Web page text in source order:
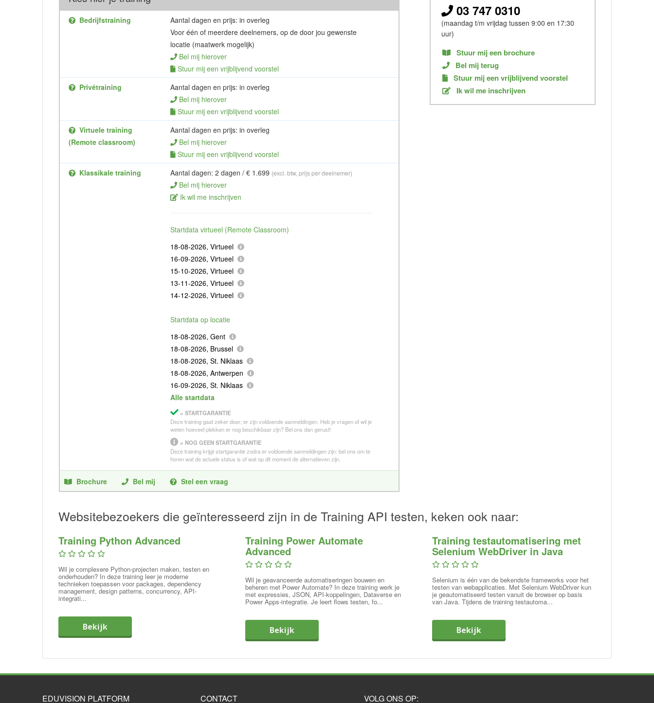
Bedrijfstraining
Aantal dagen en prijs: in overleg
Voor één of meerdere deelnemers, op de door jou gewenste
locatie (maatwerk mogelijk)
Bel mij hierover
Stuur mij een vrijblijvend voorstel
Privétraining
Aantal dagen en prijs: in overleg
Bel mij hierover
Stuur mij een vrijblijvend voorstel
Virtuele training
(Remote classroom)
Aantal dagen en prijs: in overleg
Bel mij hierover
Stuur mij een vrijblijvend voorstel
Klassikale training
Aantal dagen: 2 dagen / € 1.699 (excl. btw, prijs per deelnemer)
Bel mij hierover
Ik wil me inschrijven
Startdata virtueel (Remote Classroom)
18-08-2026, Virtueel
16-09-2026, Virtueel
15-10-2026, Virtueel
13-11-2026, Virtueel
14-12-2026, Virtueel
Startdata op locatie
18-08-2026, Gent
18-08-2026, Brussel
18-08-2026, St. Niklaas
18-08-2026, Antwerpen
16-09-2026, St. Niklaas
Alle startdata
= STARTGARANTIE
Deze training gaat zeker door; er zijn voldoende aanmeldingen. Heb je vragen of wil je
weten hoeveel plekken er nog beschikbaar zijn? Bel ons dan gerust!
= NOG GEEN STARTGARANTIE
Deze training krijgt startgarantie zodra er voldoende aanmeldingen zijn: bel ons om te
horen wat de actuele status is of wat op dit moment de alternatieven zijn.
Brochure Bel mij Stel een vraag
03 747 0310
(maandag t/m vrijdag tussen 9:00 en 17:30
uur)
Stuur mij een brochure
Bel mij terug
Stuur mij een vrijblijvend voorstel
Ik wil me inschrijven
Websitebezoekers die geïnteresseerd zijn in de Training API testen, keken ook naar:
Training Python Advanced
Wil je complexere Python-projecten maken, testen en
onderhouden? In deze training leer je moderne
technieken toepassen voor packages, dependency
management, design patterns, concurrency, API-
integrati...
Bekijk
Training Power Automate
Advanced
Wil je geavanceerde automatiseringen bouwen en
beheren met Power Automate? In deze training werk je
met expressies, JSON, API-koppelingen, Dataverse en
Power Apps-integratie. Je leert flows testen, fo...
Bekijk
Training testautomatisering met
Selenium WebDriver in Java
Selenium is één van de bekendste frameworks voor het
testen van webapplicaties. Met Selenium WebDriver kun
je geautomatiseerd testen vanuit de browser op basis
van Java. Tijdens de training testautoma...
Bekijk
EDUVISION PLATFORM CONTACT VOLG ONS OP: